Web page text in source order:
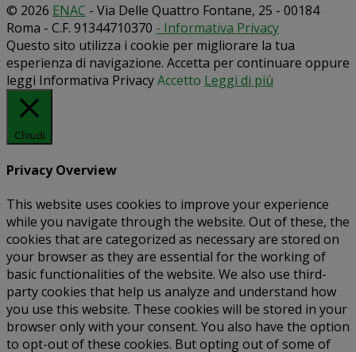
© 2026 ENAC - Via Delle Quattro Fontane, 25 - 00184
Roma - C.F. 91344710370 - Informativa Privacy
Questo sito utilizza i cookie per migliorare la tua
esperienza di navigazione. Accetta per continuare oppure
leggi Informativa PrivacyAccetto Leggi di più
Chiudi
Privacy Overview
This website uses cookies to improve your experience
while you navigate through the website. Out of these, the
cookies that are categorized as necessary are stored on
your browser as they are essential for the working of
basic functionalities of the website. We also use third-
party cookies that help us analyze and understand how
you use this website. These cookies will be stored in your
browser only with your consent. You also have the option
to opt-out of these cookies. But opting out of some of